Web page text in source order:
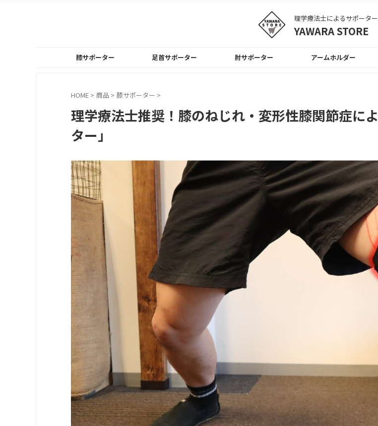
理学療法士によるサポータ
YAWARA STORE
膝サポーター 足首サポーター 肘サポーター アームホルダー
HOME > 商品 > 膝サポーター >
理学療法士推奨！膝のねじれ・変形性膝関節症に
ター」